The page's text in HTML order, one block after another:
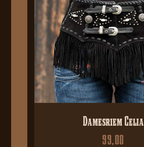
Damesriem Celia
99,00